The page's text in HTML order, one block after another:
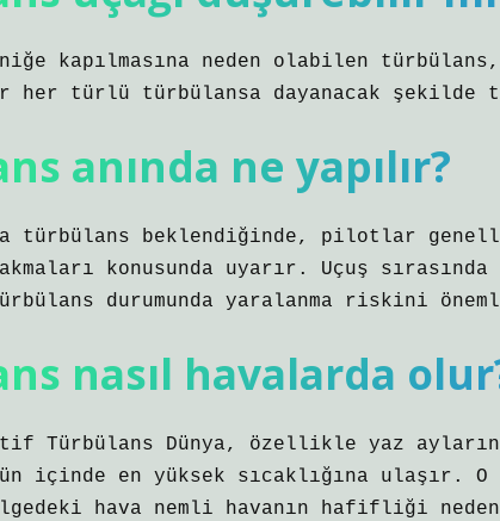
kapılmasına neden olabilen türbülans,
her türlü türbülansa dayanacak şekilde
anında ne yapılır?
türbülans beklendiğinde, pilotlar
konusunda uyarır. Uçuş sırasında
durumunda yaralanma riskini
nasıl havalarda
Türbülans Dünya, özellikle yaz
içinde en yüksek sıcaklığına ulaşır. O
hava nemli havanın hafifliği